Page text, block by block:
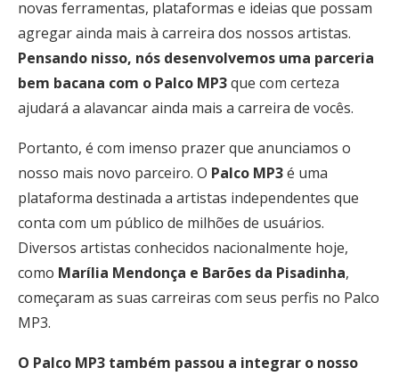
novas ferramentas, plataformas e ideias que possam
agregar ainda mais à carreira dos nossos artistas.
Pensando nisso, nós desenvolvemos uma parceria
bem bacana com o Palco MP3que com certeza
ajudará a alavancar ainda mais a carreira de vocês.
Portanto, é com imenso prazer que anunciamos o
nosso mais novo parceiro. O Palco MP3é uma
plataforma destinada a artistas independentes que
conta com um público de milhões de usuários.
Diversos artistas conhecidos nacionalmente hoje,
como Marília Mendonça e Barões da Pisadinha,
começaram as suas carreiras com seus perfis no Palco
MP3.
O Palco MP3 também passou a integrar o nosso